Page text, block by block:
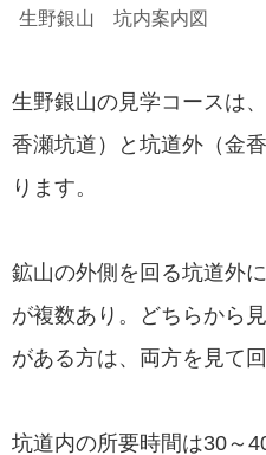
生野銀山 坑内案内図
生野銀山の見学コースは
香瀬坑道）と坑道外（金
ります。
鉱山の外側を回る坑道外
が複数あり。どちらから
がある方は、両方を見て
坑道内の所要時間は30～